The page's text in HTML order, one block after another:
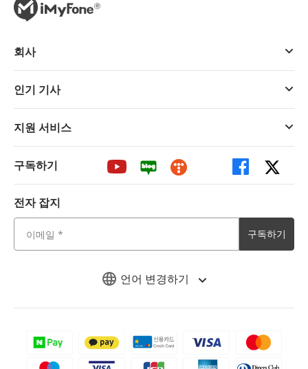
언어 변경하기
회사
인기 기사
지원 서비스
구독하기
전자 잡지
구독하기